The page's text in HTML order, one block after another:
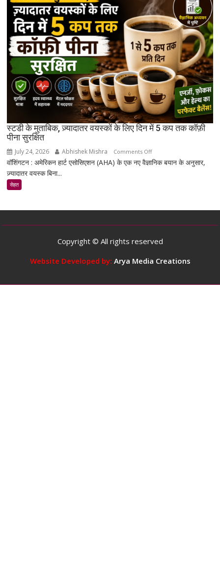
खोजा
है
जो
बढ़ने
के
साथ
मांसपेशियों
की
मरम्मत
को
बेहतर
है
स्टडी के मुताबिक, ज़्यादातर वयस्कों के लिए दिन में 5 कप तक कॉफ़ी
पीना सुरक्षित
July 24, 2026 Abhishek Mishra Comments Offon
स्टडी
लिए
5
वॉशिंगटन : अमेरिकन हार्ट एसोसिएशन (AHA) के एक नए वैज्ञानिक बयान के अनुसार,
ज़्यादातर वयस्क बिना...
सेहत
Copyright © All rights reserved
Website Developed by: Arya Media Creations